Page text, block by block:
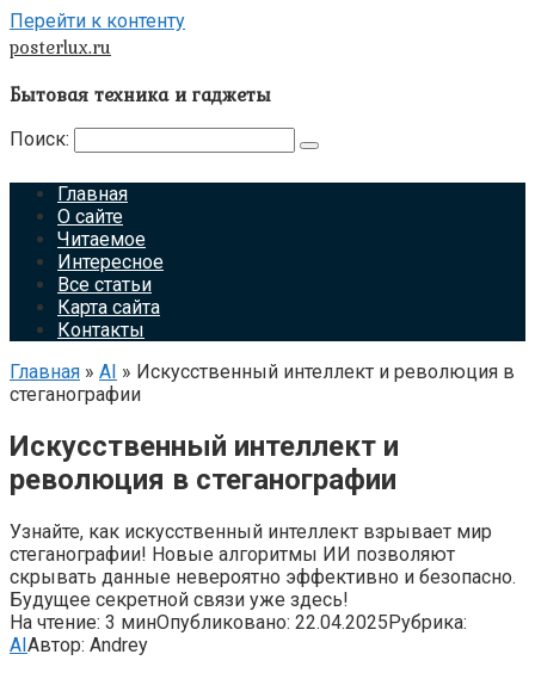
Перейти к контенту
posterlux.ru
Бытовая техника и гаджеты
Поиск:
Главная
О сайте
Читаемое
Интересное
Все статьи
Карта сайта
Контакты
Главная » AI » Искусственный интеллект и революция в
стеганографии
Искусственный интеллект и
революция в стеганографии
Узнайте, как искусственный интеллект взрывает мир
стеганографии! Новые алгоритмы ИИ позволяют
скрывать данные невероятно эффективно и безопасно.
Будущее секретной связи уже здесь!
На чтение: 3 минОпубликовано: 22.04.2025Рубрика:
AIАвтор: Andrey